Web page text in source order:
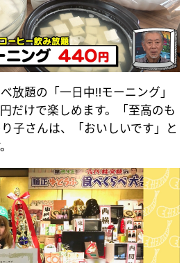
放題の「一日中‼モーニング」
だけで楽しめます。「至高のも
子さんは、「おいしいです」と